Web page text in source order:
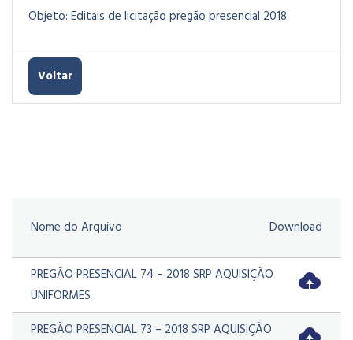
Objeto: Editais de licitação pregão presencial 2018
Voltar
Nome do Arquivo Download
PREGÃO PRESENCIAL 74 – 2018 SRP AQUISIÇÃO
UNIFORMES
PREGÃO PRESENCIAL 73 – 2018 SRP AQUISIÇÃO